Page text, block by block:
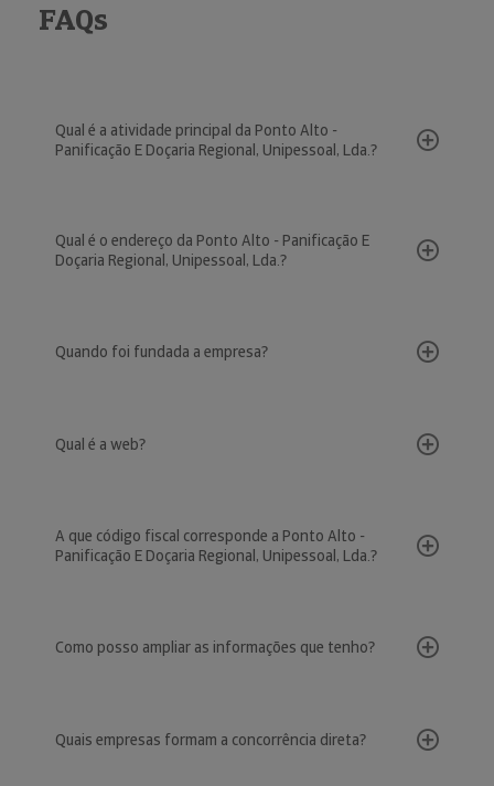
FAQs
Qual é a atividade principal da Ponto Alto -
Panificação E Doçaria Regional, Unipessoal, Lda.?
Qual é o endereço da Ponto Alto - Panificação E
Doçaria Regional, Unipessoal, Lda.?
Quando foi fundada a empresa?
Qual é a web?
A que código fiscal corresponde a Ponto Alto -
Panificação E Doçaria Regional, Unipessoal, Lda.?
Como posso ampliar as informações que tenho?
Quais empresas formam a concorrência direta?